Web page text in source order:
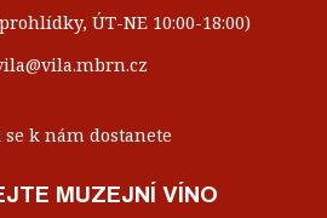
ÚT-NE 10:00-18:00)
se k nám dostanete
MUZEJNÍ VÍNO